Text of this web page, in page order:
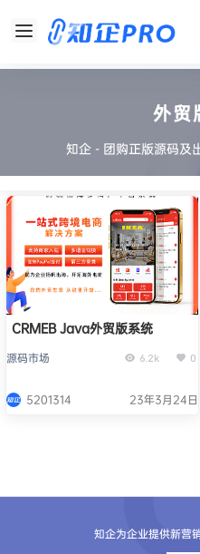
外贸
知企 - 团购正版源码及
CRMEB Java外贸版系统
源码市场 6.2k 0
5201314 23年3月24日
知企为企业提供新营